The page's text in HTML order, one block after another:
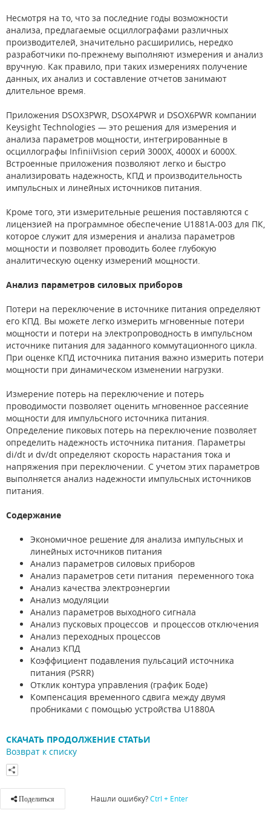
Несмотря на то, что за последние годы возможности
анализа, предлагаемые осциллографами различных
производителей, значительно расширились, нередко
разработчики по-прежнему выполняют измерения и анализ
вручную. Как правило, при таких измерениях получение
данных, их анализ и составление отчетов занимают
длительное время.
Приложения DSOX3PWR, DSOX4PWR и DSOX6PWR компании
Keysight Technologies — это решения для измерения и
анализа параметров мощности, интегрированные в
осциллографы InfiniiVision серий 3000X, 4000X и 6000X.
Встроенные приложения позволяют легко и быстро
анализировать надежность, КПД и производительность
импульсных и линейных источников питания.
Кроме того, эти измерительные решения поставляются с
лицензией на программное обеспечение U1881A-003 для ПК,
которое служит для измерения и анализа параметров
мощности и позволяет проводить более глубокую
аналитическую оценку измерений мощности.
Анализ параметров силовых приборов
Потери на переключение в источнике питания определяют
его КПД. Вы можете легко измерить мгновенные потери
мощности и потери на электропроводность в импульсном
источнике питания для заданного коммутационного цикла.
При оценке КПД источника питания важно измерить потери
мощности при динамическом изменении нагрузки.
Измерение потерь на переключение и потерь
проводимости позволяет оценить мгновенное рассеяние
мощности для импульсного источника питания.
Определение пиковых потерь на переключение позволяет
определить надежность источника питания. Параметры
di/dt и dv/dt определяют скорость нарастания тока и
напряжения при переключении. С учетом этих параметров
выполняется анализ надежности импульсных источников
питания.
Содержание
Экономичное решение для анализа импульсных и
линейных источников питания
Анализ параметров силовых приборов
Анализ параметров сети питания переменного тока
Анализ качества электроэнергии
Анализ модуляции
Анализ параметров выходного сигнала
Анализ пусковых процессов и процессов отключения
Анализ переходных процессов
Анализ КПД
Коэффициент подавления пульсаций источника
питания (PSRR)
Отклик контура управления (график Боде)
Компенсация временного сдвига между двумя
пробниками с помощью устройства U1880A
СКАЧАТЬ ПРОДОЛЖЕНИЕ СТАТЬИ
Возврат к списку
Поделиться Нашли ошибку?Ctrl + Enter